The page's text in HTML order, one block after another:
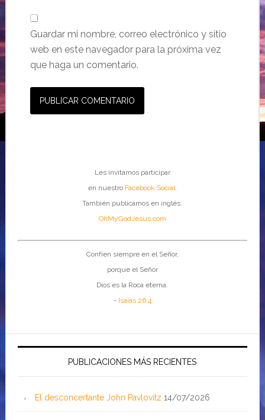
Guardar mi nombre, correo electrónico y sitio
web en este navegador para la próxima vez
que haga un comentario.
Les invitamos participar
en nuestro Facebook Social.
También publicamos en inglés:
OhMyGodJesus.com
Confíen siempre en el Señor,
porque el Señor
Dios es la Roca eterna.
- Isaías 26:4
PUBLICACIONES MÁS RECIENTES
El desconcertante John Pavlovitz 14/07/2026